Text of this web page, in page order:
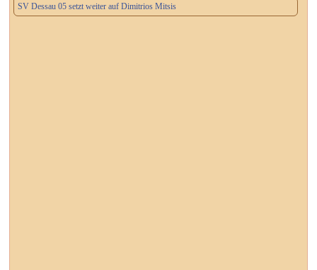
SV Dessau 05 setzt weiter auf Dimitrios Mitsis